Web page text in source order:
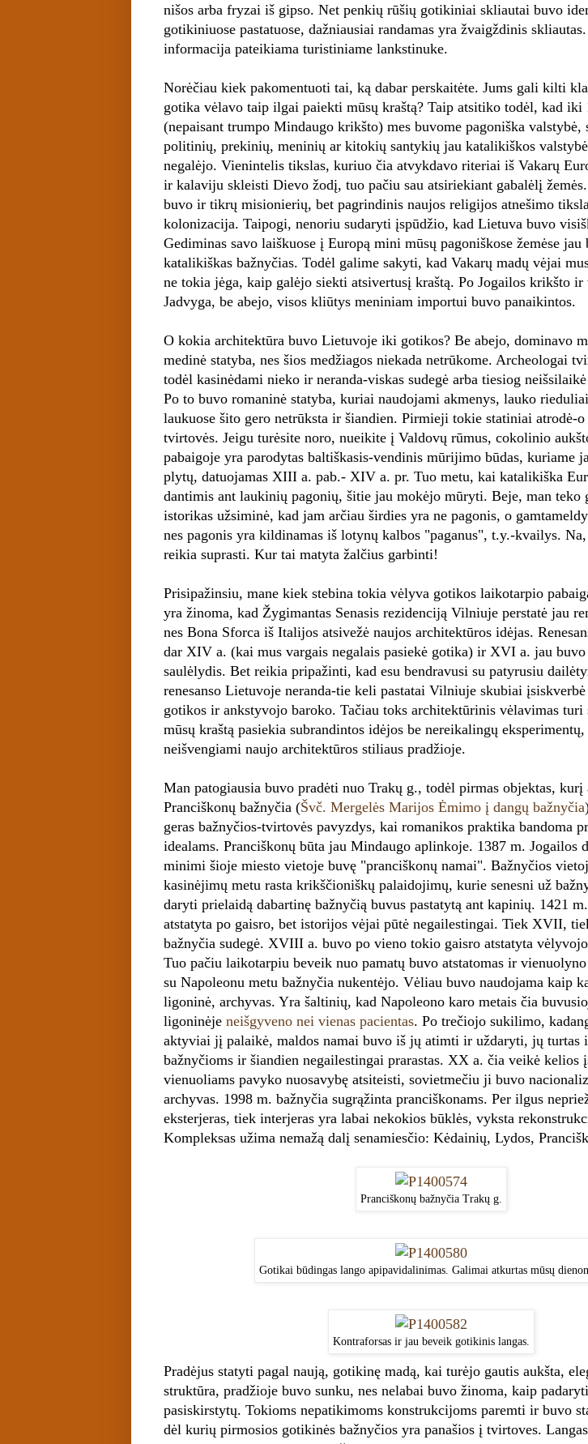
nišos arba fryzai iš gipso. Net penkių rūšių gotikiniai skliautai buvo
gotikiniuose pastatuose, dažniausiai randamas yra žvaigždinis
informacija pateikiama turistiniame lankstinuke.
Norėčiau kiek pakomentuoti tai, ką dabar perskaitėte. Jums gali kilti
gotika vėlavo taip ilgai paiekti mūsų kraštą? Taip atsitiko todėl, kad iki
(nepaisant trumpo Mindaugo krikšto) mes buvome pagoniška valstybė,
politinių, prekinių, meninių ar kitokių santykių jau katalikiškos
negalėjo. Vienintelis tikslas, kuriuo čia atvykdavo riteriai iš Vakarų
ir kalaviju skleisti Dievo žodį, tuo pačiu sau atsiriekiant gabalėlį
buvo ir tikrų misionierių, bet pagrindinis naujos religijos atnešimo
kolonizacija. Taipogi, nenoriu sudaryti įspūdžio, kad Lietuva buvo
Gediminas savo laiškuose į Europą mini mūsų pagoniškose žemėse jau
katalikiškas bažnyčias. Todėl galime sakyti, kad Vakarų madų vėjai
ne tokia jėga, kaip galėjo siekti atsivertusį kraštą. Po Jogailos krikšto ir
Jadvyga, be abejo, visos kliūtys meniniam importui buvo panaikintos.
O kokia architektūra buvo Lietuvoje iki gotikos? Be abejo, dominavo
medinė statyba, nes šios medžiagos niekada netrūkome. Archeologai
todėl kasinėdami nieko ir neranda-viskas sudegė arba tiesiog
Po to buvo romaninė statyba, kuriai naudojami akmenys, lauko
laukuose šito gero netrūksta ir šiandien. Pirmieji tokie statiniai atrodė-
tvirtovės. Jeigu turėsite noro, nueikite į Valdovų rūmus, cokolinio
pabaigoje yra parodytas baltiškasis-vendinis mūrijimo būdas, kuriame
plytų, datuojamas XIII a. pab.- XIV a. pr. Tuo metu, kai katalikiška
dantimis ant laukinių pagonių, šitie jau mokėjo mūryti. Beje, man teko
istorikas užsiminė, kad jam arčiau širdies yra ne pagonis, o
nes pagonis yra kildinamas iš lotynų kalbos "paganus", t.y.-kvailys.
reikia suprasti. Kur tai matyta žalčius garbinti!
Prisipažinsiu, mane kiek stebina tokia vėlyva gotikos laikotarpio
yra žinoma, kad Žygimantas Senasis rezidenciją Vilniuje perstatė jau
nes Bona Sforca iš Italijos atsivežė naujos architektūros idėjas.
dar XIV a. (kai mus vargais negalais pasiekė gotika) ir XVI a. jau buvo
saulėlydis. Bet reikia pripažinti, kad esu bendravusi su patyrusiu
renesanso Lietuvoje neranda-tie keli pastatai Vilniuje skubiai
gotikos ir ankstyvojo baroko. Tačiau toks architektūrinis vėlavimas
mūsų kraštą pasiekia subrandintos idėjos be nereikalingų
neišvengiami naujo architektūros stiliaus pradžioje.
Man patogiausia buvo pradėti nuo Trakų g., todėl pirmas objektas,
Pranciškonų bažnyčia (Švč. Mergelės Marijos Ėmimo į dangų bažnyčia
geras bažnyčios-tvirtovės pavyzdys, kai romanikos praktika bandoma
idealams. Pranciškonų būta jau Mindaugo aplinkoje. 1387 m. Jogailos
minimi šioje miesto vietoje buvę "pranciškonų namai". Bažnyčios
kasinėjimų metu rasta krikščioniškų palaidojimų, kurie senesni už
daryti prielaidą dabartinę bažnyčią buvus pastatytą ant kapinių. 1421
atstatyta po gaisro, bet istorijos vėjai pūtė negailestingai. Tiek XVII,
bažnyčia sudegė. XVIII a. buvo po vieno tokio gaisro atstatyta
Tuo pačiu laikotarpiu beveik nuo pamatų buvo atstatomas ir
su Napoleonu metu bažnyčia nukentėjo. Vėliau buvo naudojama kaip
ligoninė, archyvas. Yra šaltinių, kad Napoleono karo metais čia
ligoninėje neišgyveno nei vienas pacientas. Po trečiojo sukilimo,
aktyviai jį palaikė, maldos namai buvo iš jų atimti ir uždaryti, jų turtas
bažnyčioms ir šiandien negailestingai prarastas. XX a. čia veikė kelios
vienuoliams pavyko nuosavybę atsiteisti, sovietmečiu ji buvo
archyvas. 1998 m. bažnyčia sugrąžinta pranciškonams. Per ilgus
eksterjeras, tiek interjeras yra labai nekokios būklės, vyksta
Kompleksas užima nemažą dalį senamiesčio: Kėdainių, Lydos,
Pranciškonų bažnyčia Trakų g.
Gotikai būdingas lango apipavidalinimas. Galimai atkurtas mūsų
Kontraforsas ir jau beveik gotikinis langas.
Pradėjus statyti pagal naują, gotikinę madą, kai turėjo gautis aukšta,
struktūra, pradžioje buvo sunku, nes nelabai buvo žinoma, kaip
pasiskirstytų. Tokioms nepatikimoms konstrukcijoms paremti ir buvo
dėl kurių pirmosios gotikinės bažnyčios yra panašios į tvirtoves.